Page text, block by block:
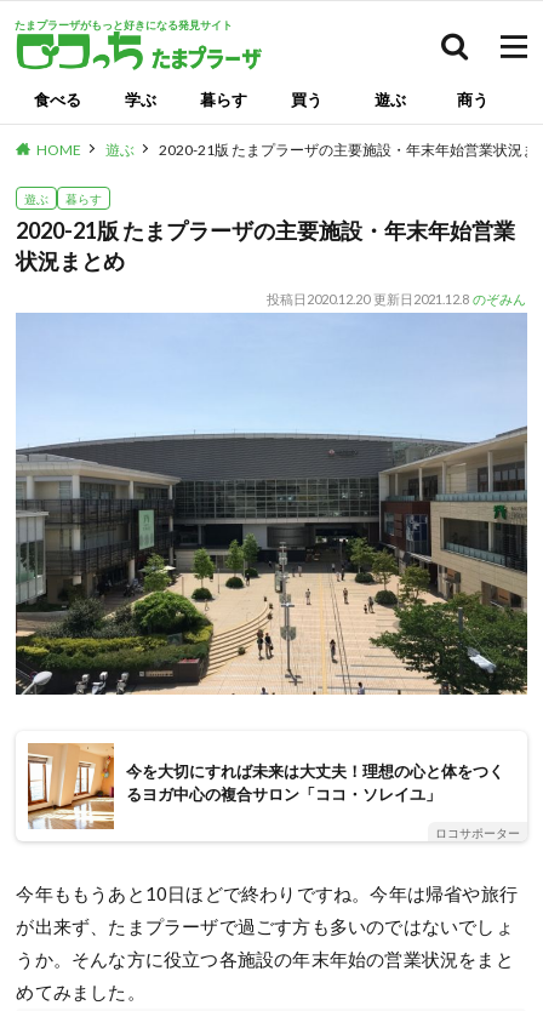
たまプラーザがもっと好きになる発見サイト
食べる 学ぶ 暮らす 買う 遊ぶ 商う
HOME 遊ぶ 2020-21版 たまプラーザの主要施設・年末年始営業状況ま
遊ぶ 暮らす
2020-21版 たまプラーザの主要施設・年末年始営業
状況まとめ
投稿日 2020.12.20 更新日 2021.12.8 のぞみん
今を大切にすれば未来は大丈夫！理想の心と体をつく
るヨガ中心の複合サロン「ココ・ソレイユ」
ロコサポーター
今年ももうあと10日ほどで終わりですね。今年は帰省や旅行
が出来ず、たまプラーザで過ごす方も多いのではないでしょ
うか。そんな方に役立つ各施設の年末年始の営業状況をまと
めてみました。